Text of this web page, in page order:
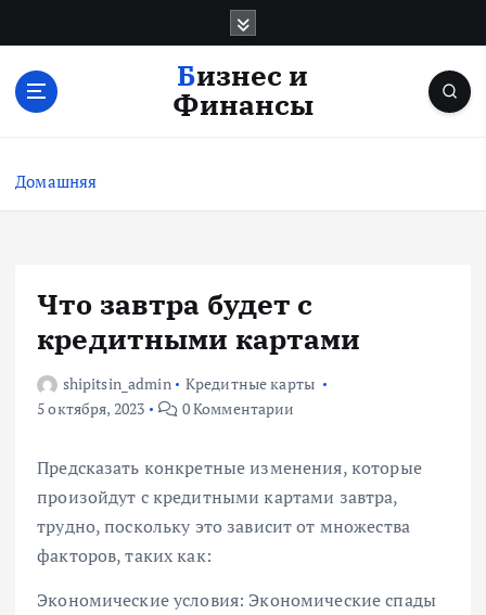
с
Бизнес и
Финансы
Домашняя
Что завтра будет с
кредитными картами
shipitsin_admin
Кредитные карты
5 октября, 2023
0 Комментарии
Предсказать конкретные изменения, которые
произойдут с кредитными картами завтра,
трудно, поскольку это зависит от множества
факторов, таких как:
Экономические условия: Экономические спады